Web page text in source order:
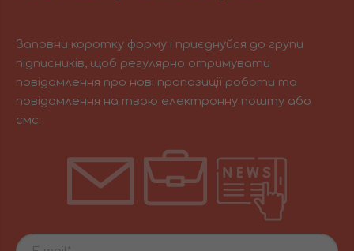
Заповни коротку форму і приєднуйся до групи
підписників, щоб регулярно отримувати
повідомлення про нові пропозиції роботи та
повідомлення на твою електронну пошту або
смс.